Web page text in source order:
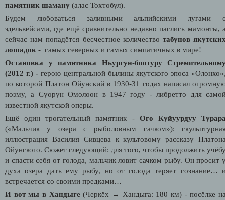
памятник шаману (алас Тохтобул).
Будем любоваться заливными альпийскими лугами
эдельвейсами, где ещё сравнительно недавно паслись мамонты,
сейчас нам попадётся бесчестное количество табунов
лошадок - самых северных и самых симпатичных в мире!
Остановка у памятника Ньургун-боотуру
(2012 г.) -герою центральной былины якутского эпоса
по которой Платон Ойунский в 1930-31 годах написал
поэму, а Суорун Омолоон в 1947 году - либретто для
известной якутской оперы.
Ещё один трогательный памятник -Ого Куйуурдуу
(«Мальчик у озера с рыболовным сачком»):
иллюстрация Василия Сивцева к культовому рассказу
Ойунского. Сюжет следующий: для того, чтобы продолжить
и спасти себя от голода, мальчик ловит сачком рыбу. Он просит
духа озера дать ему рыбу, но от голода теряет сознание…
встречается со своими предками…
И вот мы в Хандыге(Черкёх → Хандыга: 180 км) - посёлке